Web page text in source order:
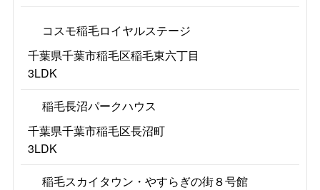
コスモ稲毛ロイヤルステージ
千葉県千葉市稲毛区稲毛東六丁目
3LDK
稲毛長沼パークハウス
千葉県千葉市稲毛区長沼町
3LDK
稲毛スカイタウン・やすらぎの街８号館